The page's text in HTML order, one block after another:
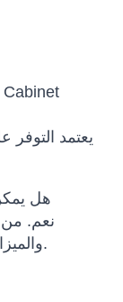
يعتمد
هل
نعم. من
والميزانية والجدول الزمني ومتطلبات التكامل.